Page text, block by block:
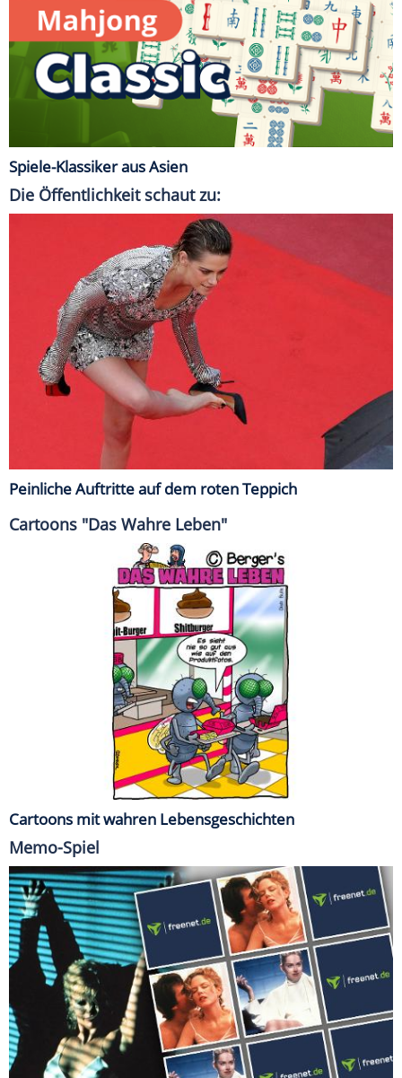
Spiele-Klassiker aus Asien
Die Öffentlichkeit schaut zu:
Peinliche Auftritte auf dem roten Teppich
Cartoons "Das Wahre Leben"
Cartoons mit wahren Lebensgeschichten
Memo-Spiel